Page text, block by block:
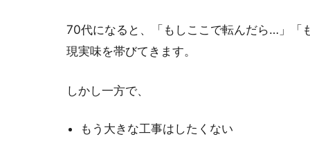
70代になると、「もしここで転んだら…」「
現実味を帯びてきます。
しかし一方で、
もう大きな工事はしたくない